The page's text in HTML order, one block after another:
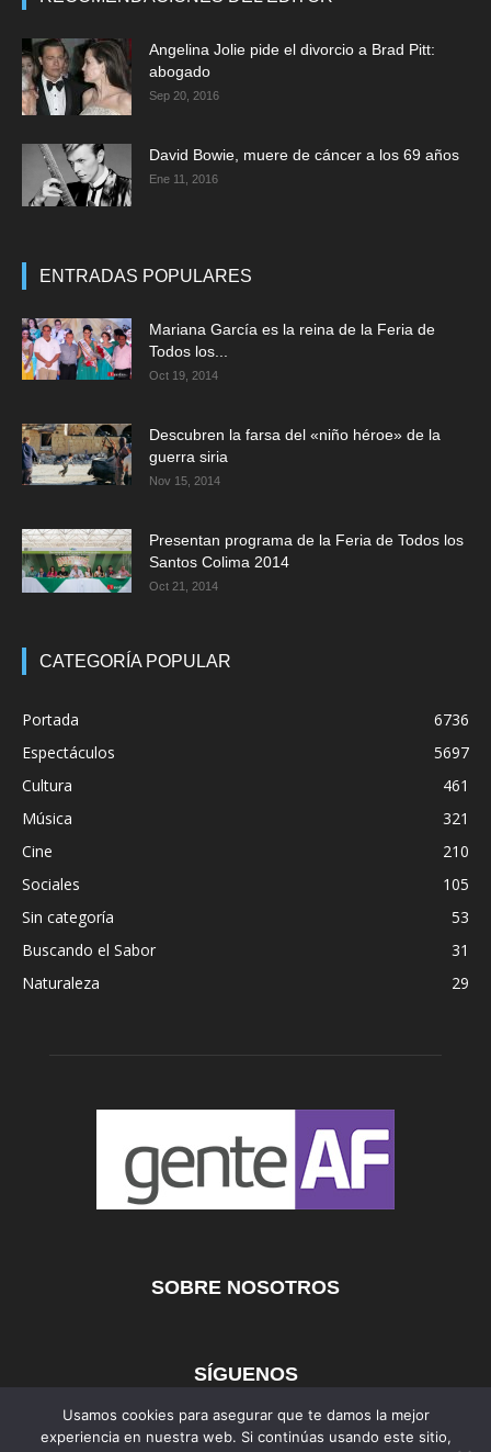
Angelina Jolie pide el divorcio a Brad Pitt:
abogado
Sep 20, 2016
David Bowie, muere de cáncer a los 69 años
Ene 11, 2016
ENTRADAS POPULARES
Mariana García es la reina de la Feria de
Todos los...
Oct 19, 2014
Descubren la farsa del «niño héroe» de la
guerra siria
Nov 15, 2014
Presentan programa de la Feria de Todos los
Santos Colima 2014
Oct 21, 2014
CATEGORÍA POPULAR
Portada
6736
Espectáculos
5697
Cultura
461
Música
321
Cine
210
Sociales
105
Sin categoría
53
Buscando el Sabor
31
Naturaleza
29
SOBRE NOSOTROS
SÍGUENOS
Usamos cookies para asegurar que te damos la mejor
experiencia en nuestra web. Si continúas usando este sitio,